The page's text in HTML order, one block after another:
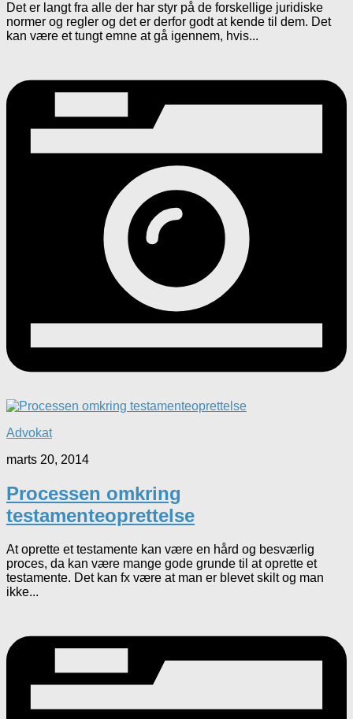
Det er langt fra alle der har styr på de forskellige juridiske
normer og regler og det er derfor godt at kende til dem. Det
kan være et tungt emne at gå igennem, hvis...
Advokat
marts 20, 2014
Processen omkring
testamenteoprettelse
At oprette et testamente kan være en hård og besværlig
proces, da kan være mange gode grunde til at oprette et
testamente. Det kan fx være at man er blevet skilt og man
ikke...